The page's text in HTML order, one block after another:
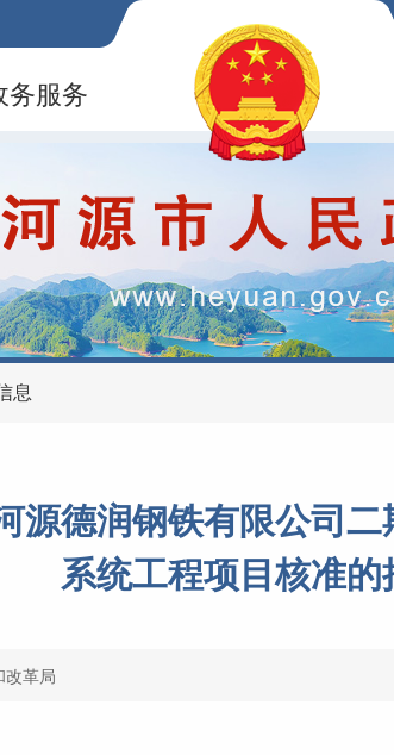
务服务
息
源德润钢铁有限公司
系统工程项目核准的
改革局